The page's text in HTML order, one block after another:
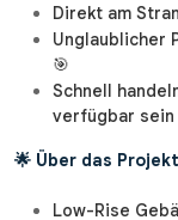
Direkt am
Unglaublicher
🎯
Schnell
verfügbar sein
🌟 Über das
Low-Rise